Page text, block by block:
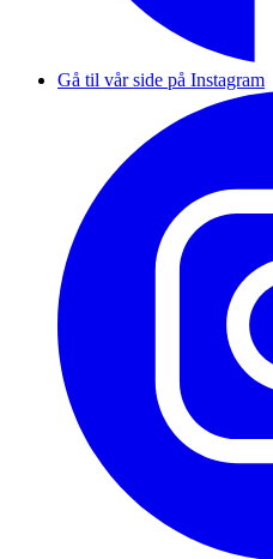
Gå til vår side på Instagram